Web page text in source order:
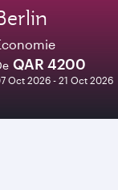
QAR 4200
Oct 2026 - 21 Oct 2026